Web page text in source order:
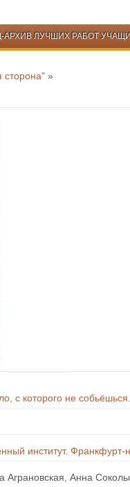
АРХИВ ЛУЧШИХ РАБОТ
сторона" »
с которого не
институт.
Анна